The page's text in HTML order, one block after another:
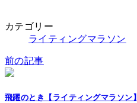
カテゴリー
ライティングマラソン
前の記事
飛躍のとき【ライティングマラソン】